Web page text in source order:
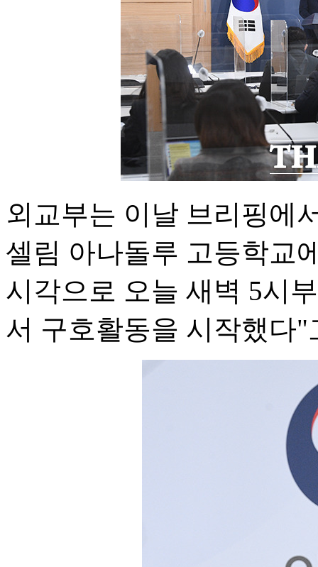
외교부는 이날 브리핑에
셀림 아나돌루 고등학교
시각으로 오늘 새벽 5시
서 구호활동을 시작했다"